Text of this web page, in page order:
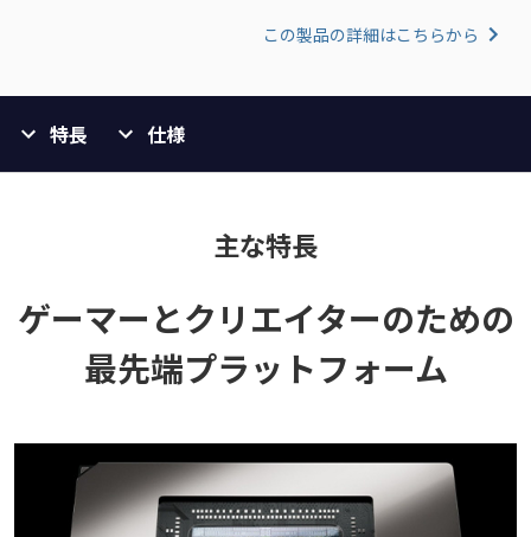
この製品の詳細はこちらから
特長 仕様
主な特長
ゲーマーとクリエイターのための
最先端プラットフォーム